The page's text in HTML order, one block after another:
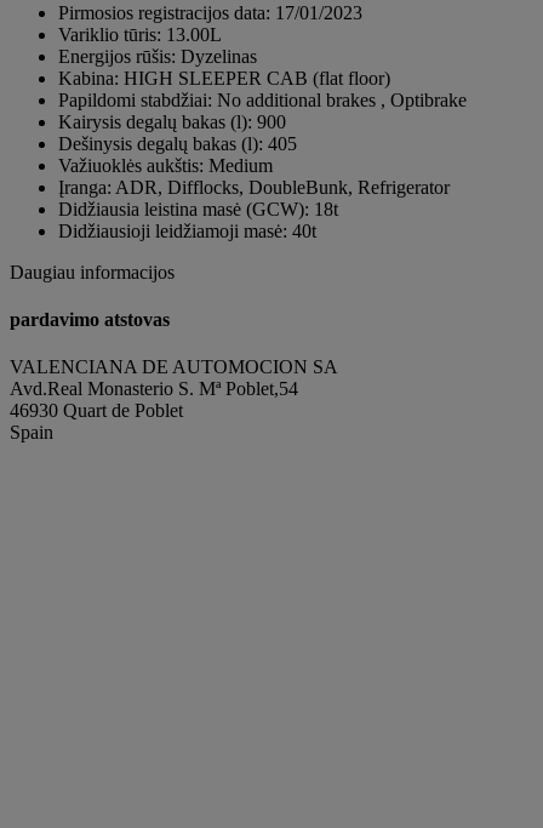
Pirmosios registracijos data: 17/01/2023
Variklio tūris: 13.00L
Energijos rūšis: Dyzelinas
Kabina: HIGH SLEEPER CAB (flat floor)
Papildomi stabdžiai: No additional brakes , Optibrake
Kairysis degalų bakas (l): 900
Dešinysis degalų bakas (l): 405
Važiuoklės aukštis: Medium
Įranga: ADR, Difflocks, DoubleBunk, Refrigerator
Didžiausia leistina masė (GCW): 18t
Didžiausioji leidžiamoji masė: 40t
Daugiau informacijos
pardavimo atstovas
VALENCIANA DE AUTOMOCION SA
Avd.Real Monasterio S. Mª Poblet,54
46930 Quart de Poblet
Spain